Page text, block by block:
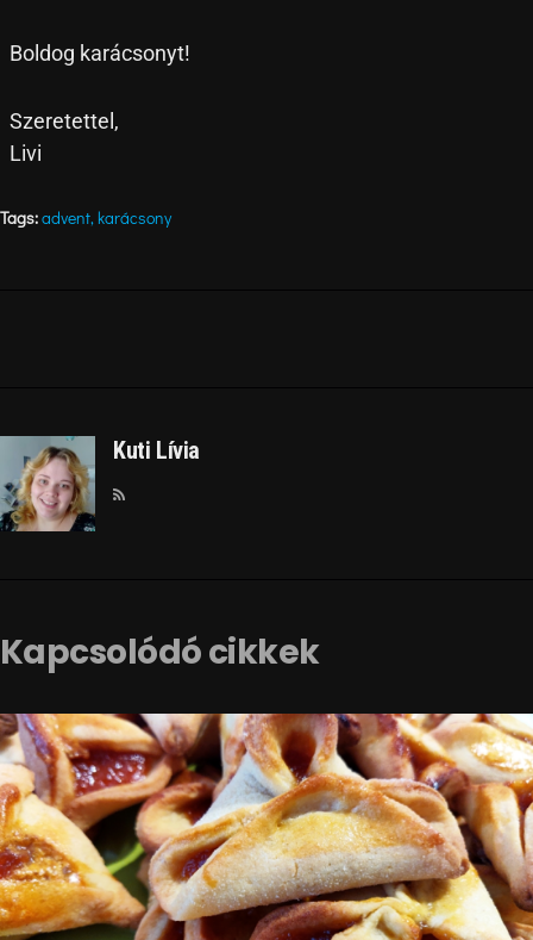
Boldog karácsonyt!
Szeretettel,
Livi
Tags:advent, karácsony
Kuti Lívia
Kapcsolódó cikkek